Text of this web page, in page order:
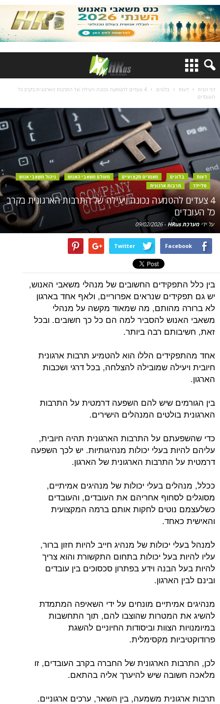
דף הבית דעות בלוגים
4 צעדים להטמעה נכונה ויעילה של התרבות הארגונית בקרב כל
העובדים
דעות בלוגים מאמרים מקצועיים מעולם משאבי האנוש
ניהול משאבי אנוש
סליידר
תרבות ארגונית
4 צעדים להטמעה נכונה ויעילה של התרבות הארגונית בקרב
כל העובדים
על ידי מערכת HRus -
09/02/2026
Facebook
Twitter
בין כלל התפקידים החשובים של מנהלי משאבי האנוש,
יש גם תפקידים שנראים אפרוריים, ולאף אחד בארגון
לא ברורה מהותם, מה שמאוד מקשה על מנהלי
משאבי האנוש להסביר למה הם כל כך חשובים. ובכל
זאת, חשיבותם רבה ביותר.
אחד מהתפקידים הללו הוא להטמיע תרבות ארגונית
חיובית ויעילה שמובילה להצלחה, בכל דרגי ושכבות
הארגון.
בין הגורמים שיש להם השפעה דרמטית על התרבות
הארגונית בולטים המנהלים הישירים.
כדי שהשפעתם על התרבות הארגונית תהיה חיובית,
עליהם להיות בעלי יכולות מנהיגותיות. יש לכך השפעה
דרמטית על התרבות הארגונית של הארגון.
ככלל, מנהלים בעלי יכולות של מנהיגים אמיתיים,
מסוגלים לסחוף אחריהם את העובדים, והעובדים
כשלעצמם נוטים לחקות אותם ברמה המקצועית
והאישית כאחד.
למנהל בעלי יכולות של מנהיג חייב להיות חזון ברור,
עליו להיות בעל יכולות בתחום התקשורת והוא צריך
להיות בעל הבנה וידע בפתרון סכסוכים בין עובדים
ובינם לבין הארגון.
מנהיגים אמיתיים מונחים על ידי השאיפה המתמדת
להשיג את המטרות שהוצבו להם, תוך התחשבות
במיומנויות הצוות וביסודות החיוניים להשגת
פרודוקטיביות מקסימלית.
לכן, התרבות הארגונית של החברה בקרב העובדים, זו
מלאכה חשובה שיש להיערך אליה בהתאם.
תרבות ארגונית משמעה, בין השאר, ערכים ארגוניים.